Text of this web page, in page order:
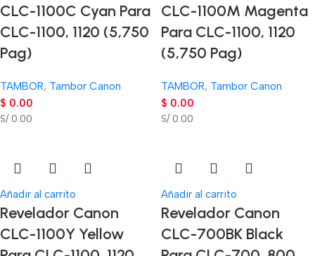
CLC-1100C Cyan Para
CLC-1100, 1120 (5,750
Pag)
TAMBOR, Tambor Canon
$ 0.00
S/ 0.00
CLC-1100M Magenta
Para CLC-1100, 1120
(5,750 Pag)
TAMBOR, Tambor Canon
$ 0.00
S/ 0.00
Añadir al carrito
Revelador Canon
CLC-1100Y Yellow
Añadir al carrito
Revelador Canon
CLC-700BK Black